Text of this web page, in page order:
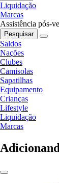
Liquidação
Marcas
Assistência pós-
Pesquisar
Saldos
Nações
Clubes
Camisolas
Sapatilhas
Equipamento
Crianças
Lifestyle
Liquidação
Marcas